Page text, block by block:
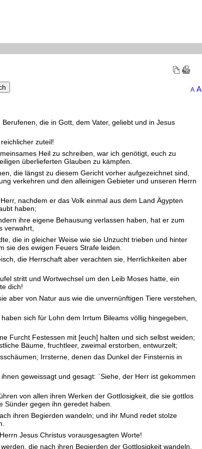
A A
die in Gott, dem Vater, geliebt und in Jesus
zuteil!
Heil zu schreiben, war ich genötigt, euch zu
überlieferten Glauben zu kämpfen.
die längst zu diesem Gericht vorher aufgezeichnet sind,
verkehren und den alleinigen Gebieter und unseren Herrn
nachdem er das Volk einmal aus dem Land Ägypten
haben;
ihre eigene Behausung verlassen haben, hat er zum
verwahrt,
die in gleicher Weise wie sie Unzucht trieben und hinter
sie des ewigen Feuers Strafe leiden.
die Herrschaft aber verachten sie, Herrlichkeiten aber
stritt und Wortwechsel um den Leib Moses hatte, ein
dich!
aber von Natur aus wie die unvernünftigen Tiere verstehen,
sich für Lohn dem Irrtum Bileams völlig hingegeben,
Furcht Festessen mit [euch] halten und sich selbst weiden;
Bäume, fruchtleer, zweimal erstorben, entwurzelt;
Irrsterne, denen das Dunkel der Finsternis in
geweissagt und gesagt: `Siehe, der Herr ist gekommen
von allen ihren Werken der Gottlosigkeit, die sie gottlos
gegen ihn geredet haben.
ihren Begierden wandeln; und ihr Mund redet stolze
Jesus Christus vorausgesagten Worte!
die nach ihren Begierden der Gottlosigkeit wandeln.